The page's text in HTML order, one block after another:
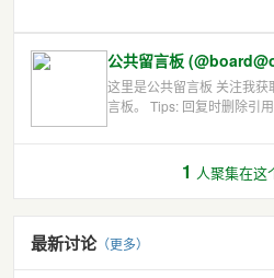
公共留言板
这里是公共留言板 关注我
言板。 Tips: 回复时删除引用
1 人聚集在这
最新讨论（更多）